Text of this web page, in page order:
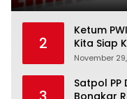
2
Ketum
Kita Siap
Desember
November
Satpol
Bongkar